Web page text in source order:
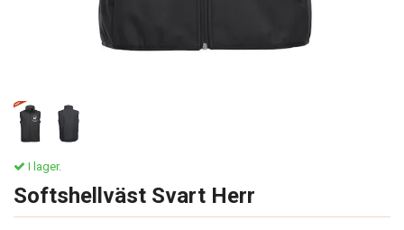
I lager.
Softshellväst Svart Herr